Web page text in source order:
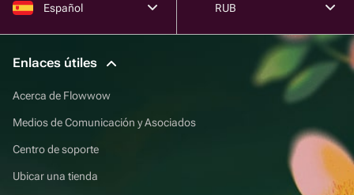
Español RUB
Enlaces útiles
Acerca de Flowwow
Medios de Comunicación y Asociados
Centro de soporte
Ubicar una tienda